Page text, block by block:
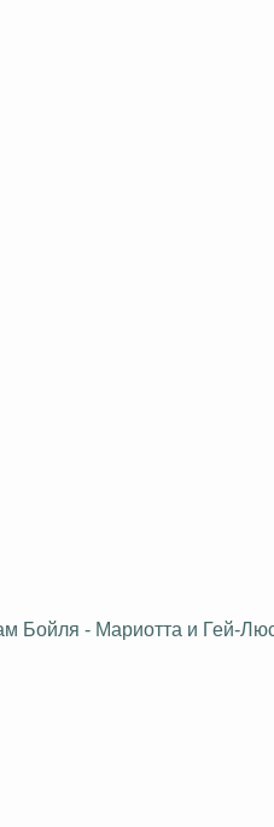
Бойля - Мариотта и Гей-